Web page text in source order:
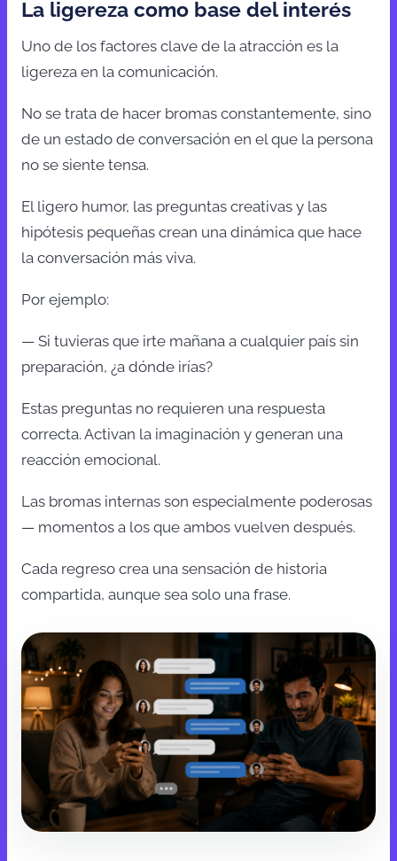
La ligereza como base del interés
Uno de los factores clave de la atracción es la
ligereza en la comunicación.
No se trata de hacer bromas constantemente, sino
de un estado de conversación en el que la persona
no se siente tensa.
El ligero humor, las preguntas creativas y las
hipótesis pequeñas crean una dinámica que hace
la conversación más viva.
Por ejemplo:
— Si tuvieras que irte mañana a cualquier país sin
preparación, ¿a dónde irías?
Estas preguntas no requieren una respuesta
correcta. Activan la imaginación y generan una
reacción emocional.
Las bromas internas son especialmente poderosas
— momentos a los que ambos vuelven después.
Cada regreso crea una sensación de historia
compartida, aunque sea solo una frase.